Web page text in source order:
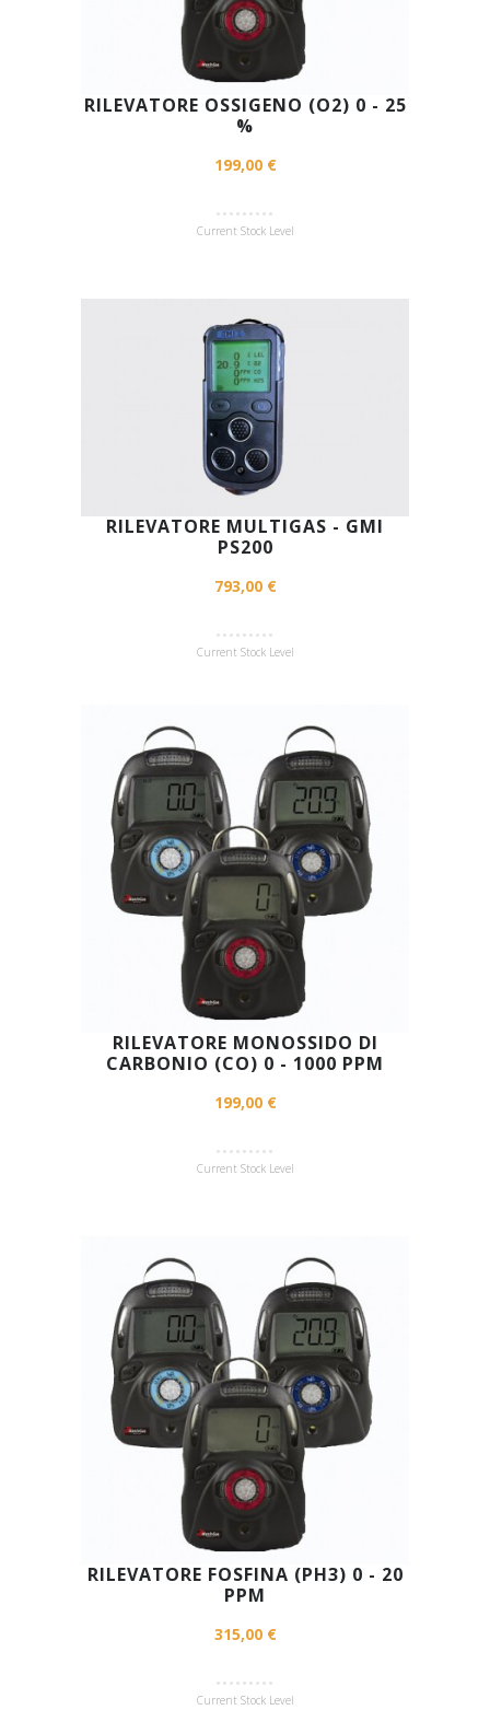
RILEVATORE OSSIGENO (O2) 0 - 25
%
199,00 €
Current Stock Level
RILEVATORE MULTIGAS - GMI
PS200
793,00 €
Current Stock Level
RILEVATORE MONOSSIDO DI
CARBONIO (CO) 0 - 1000 PPM
199,00 €
Current Stock Level
RILEVATORE FOSFINA (PH3) 0 - 20
PPM
315,00 €
Current Stock Level